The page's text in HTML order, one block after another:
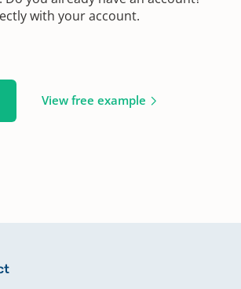
with your account.
View free example